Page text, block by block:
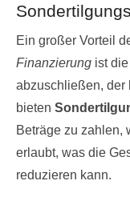
Ein großer Vorteil
Finanzierung ist
abzuschließen, der
bieten
Beträge zu zahlen,
erlaubt, was die
reduzieren kann.